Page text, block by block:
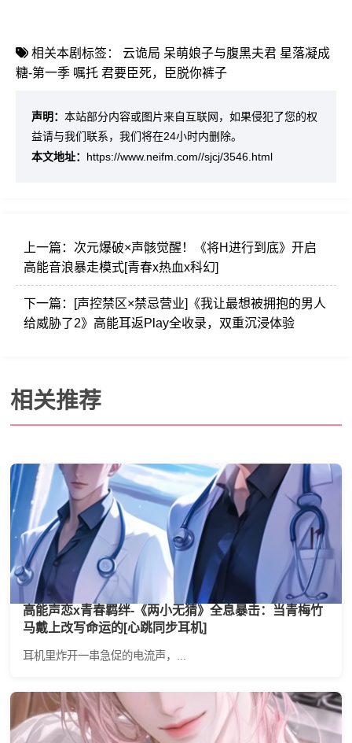
相关本剧标签： 云诡局 呆萌娘子与腹黑夫君 星落凝成
糖-第一季 嘱托 君要臣死，臣脱你裤子
声明： 本站部分内容或图片来自互联网，如果侵犯了您的权
益请与我们联系，我们将在24小时内删除。
本文地址： https://www.neifm.com//sjcj/3546.html
上一篇： 次元爆破×声骸觉醒！《将H进行到底》开启
高能音浪暴走模式[青春x热血x科幻]
下一篇：
[声控禁区×禁忌营业]《我让最想被拥抱的男人
给威胁了2》高能耳返Play全收录，双重沉浸体验
相关推荐
高能声恋x青春羁绊-《两小无猜》全息暴击：当青梅竹
马戴上改写命运的[心跳同步耳机]
耳机里炸开一串急促的电流声，...